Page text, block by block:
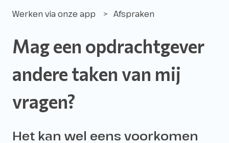
Werken via onze app Afspraken
Mag een opdrachtgever
andere taken van mij
vragen?
Het kan wel eens voorkomen